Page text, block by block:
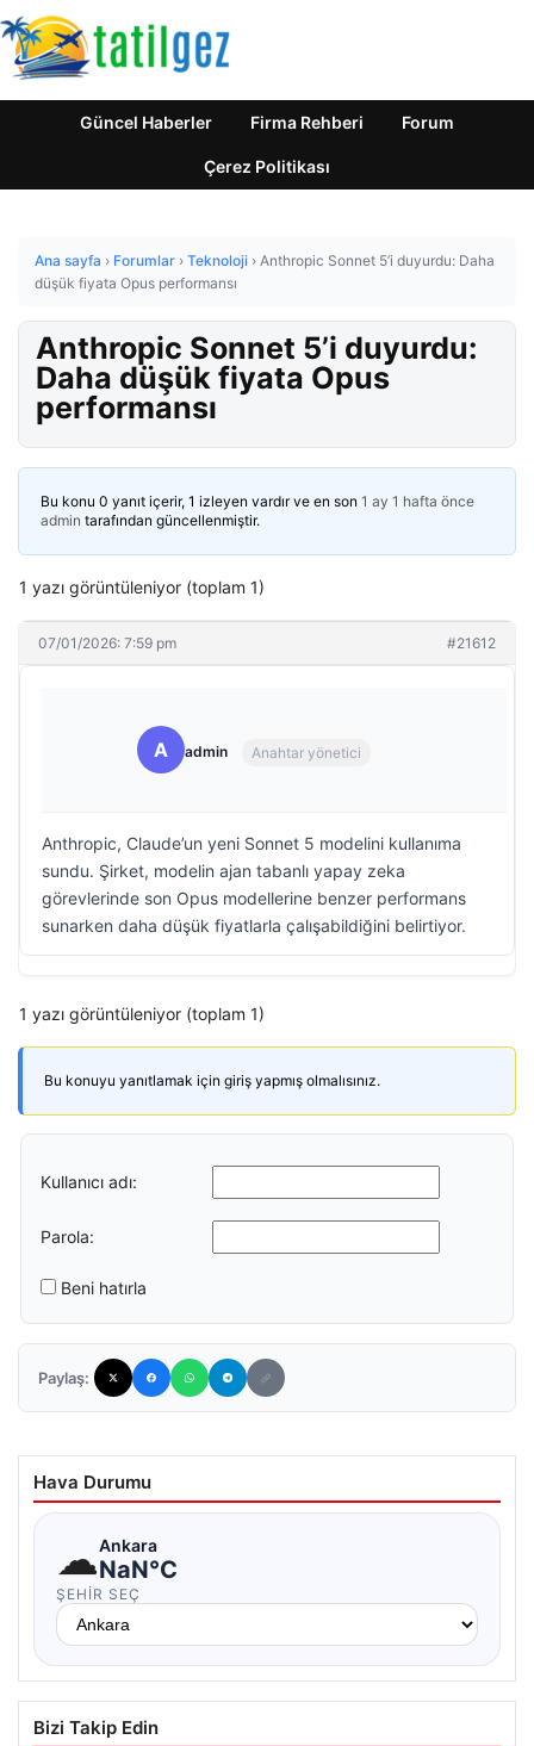
Güncel Haberler Firma Rehberi Forum
Çerez Politikası
Ana sayfa › Forumlar › Teknoloji › Anthropic Sonnet 5’i duyurdu: Daha
düşük fiyata Opus performansı
Anthropic Sonnet 5’i duyurdu:
Daha düşük fiyata Opus
performansı
Bu konu 0 yanıt içerir, 1 izleyen vardır ve en son 1 ay 1 hafta önce
admin tarafından güncellenmiştir.
1 yazı görüntüleniyor (toplam 1)
07/01/2026: 7:59 pm #21612
A admin Anahtar yönetici
Anthropic, Claude’un yeni Sonnet 5 modelini kullanıma
sundu. Şirket, modelin ajan tabanlı yapay zeka
görevlerinde son Opus modellerine benzer performans
sunarken daha düşük fiyatlarla çalışabildiğini belirtiyor.
1 yazı görüntüleniyor (toplam 1)
Bu konuyu yanıtlamak için giriş yapmış olmalısınız.
Kullanıcı adı:
Parola:
Beni hatırla
Paylaş:
Hava Durumu
☁Ankara
NaN°C
ŞEHIR SEÇ
Bizi Takip Edin